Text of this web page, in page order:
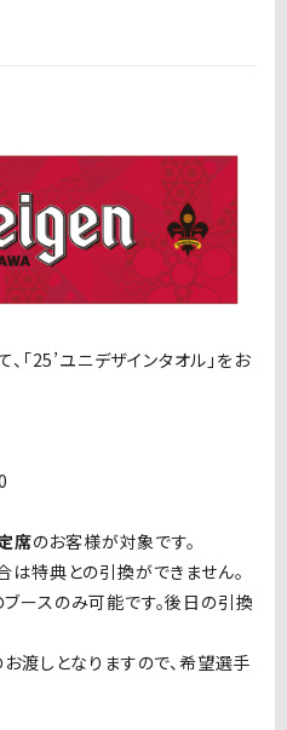
「25’ユニデザインタオル」をお
席のお客様が対象です。
は特典との引換ができません。
ースのみ可能です。後日の引換
渡しとなりますので、希望選手